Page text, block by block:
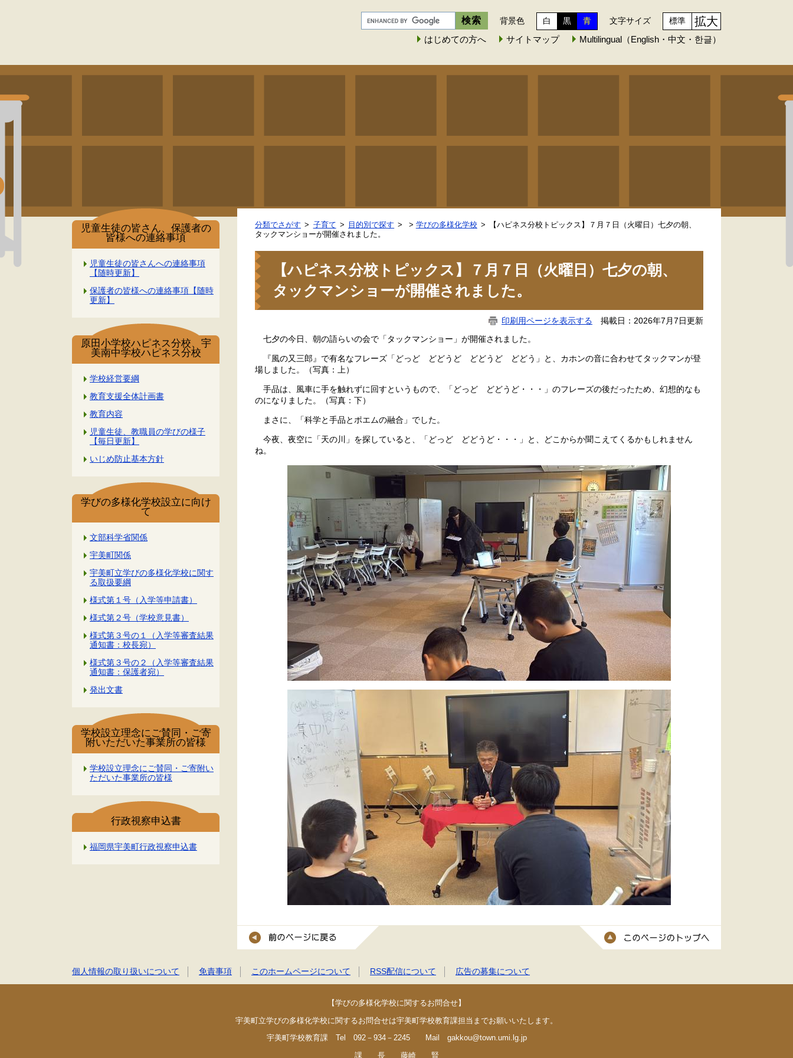
背景色 白 黒 青 文字サイズ 標準 拡大
はじめての方へ サイトマップ Multilingual（English・中文・한글）
児童生徒の皆さん、保護者の
皆様への連絡事項
児童生徒の皆さんへの連絡事項
【随時更新】
保護者の皆様への連絡事項【随時
更新】
原田小学校ハピネス分校、宇
美南中学校ハピネス分校
学校経営要綱
教育支援全体計画書
教育内容
児童生徒、教職員の学びの様子
【毎日更新】
いじめ防止基本方針
学びの多様化学校設立に向け
て
文部科学省関係
宇美町関係
宇美町立学びの多様化学校に関す
る取扱要綱
様式第１号（入学等申請書）
様式第２号（学校意見書）
様式第３号の１（入学等審査結果
通知書：校長宛）
様式第３号の２（入学等審査結果
通知書：保護者宛）
発出文書
学校設立理念にご賛同・ご寄
附いただいた事業所の皆様
学校設立理念にご賛同・ご寄附い
ただいた事業所の皆様
行政視察申込書
福岡県宇美町行政視察申込書
分類でさがす 子育て 目的別で探す > 学びの多様化学校
【ハピネス分校トピックス】７月７日（火曜日）七夕の朝、
タックマンショーが開催されました。
【ハピネス分校トピックス】７月７日（火曜日）七夕の朝、
タックマンショーが開催されました。
印刷用ページを表示する 掲載日：2026年7月7日更新
七夕の今日、朝の語らいの会で「タックマンショー」が開催されました。
『風の又三郎』で有名なフレーズ「どっど どどうど どどうど どどう」と、カホンの音に合わせてタックマンが登
場しました。（写真：上）
手品は、風車に手を触れずに回すというもので、「どっど どどうど・・・」のフレーズの後だったため、幻想的なも
のになりました。（写真：下）
まさに、「科学と手品とポエムの融合」でした。
今夜、夜空に「天の川」を探していると、「どっど どどうど・・・」と、どこからか聞こえてくるかもしれません
ね。
個人情報の取り扱いについて 免責事項 このホームページについて RSS配信について 広告の募集について
【学びの多様化学校に関するお問合せ】
宇美町立学びの多様化学校に関するお問合せは宇美町学校教育課担当までお願いいたします。
宇美町学校教育課 Tel 092－934－2245 Mail gakkou@town.umi.lg.jp
課 長 藤崎 賢